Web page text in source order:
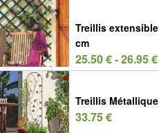
Treillis extensible
cm
25.50 € - 26.95 €
Treillis
33.75 €